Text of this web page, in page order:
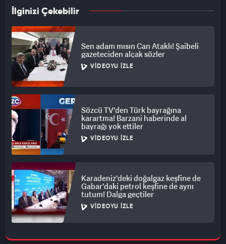
İlginizi Çekebilir
Sen adam mısın Can Ataklı! Şaibeli
gazeteciden alçak sözler
VIDEOYU İZLE
Sözcü TV'den Türk bayrağına
karartma! Barzani haberinde al
bayrağı yok ettiler
VIDEOYU İZLE
Karadeniz'deki doğalgaz keşfine de
Gabar'daki petrol keşfine de aynı
tutum! Dalga geçtiler
VIDEOYU İZLE